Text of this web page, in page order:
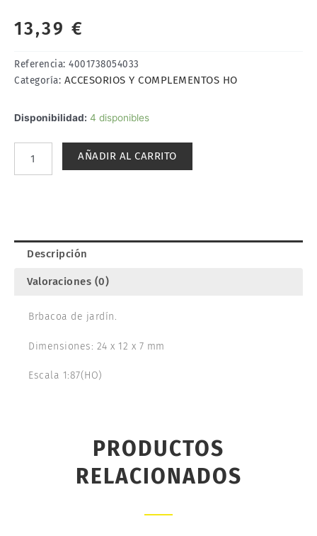
13,39 €
Referencia: 4001738054033
Categoría: ACCESORIOS Y COMPLEMENTOS HO
Disponibilidad: 4 disponibles
BARBACOA
BUSCH
AÑADIR AL CARRITO
Descripción
Valoraciones (0)
Brbacoa de jardín.
Dimensiones: 24 x 12 x 7 mm
Escala 1:87(HO)
PRODUCTOS
RELACIONADOS